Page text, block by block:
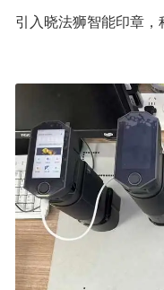
引入晓法狮智能印章